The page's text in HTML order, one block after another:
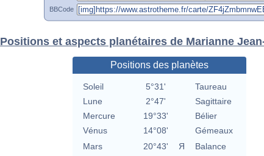
BBCode
Positions et aspects planétaires de Marianne
Positions des planètes
Soleil 5°31'
Taureau
Lune
2°47'
Sagittaire
Mercure
19°33'
Bélier
Vénus
14°08'
Gémeaux
Mars
20°43' Я
Balance